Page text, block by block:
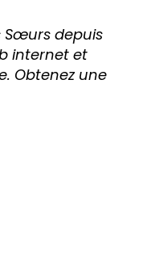
Sœurs depuis
internet et
​Obtenez une